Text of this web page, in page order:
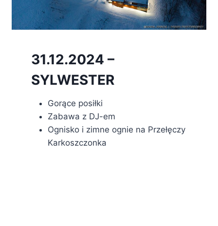
31.12.2024 –
SYLWESTER
Gorące posiłki
Zabawa z DJ-em
Ognisko i zimne ognie na Przełęczy
Karkoszczonka